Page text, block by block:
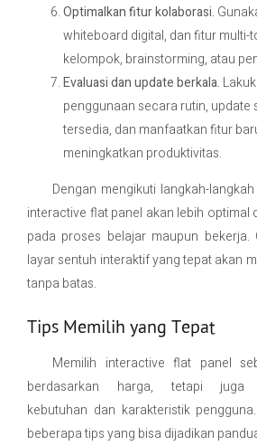
Optimalkan fitur kolaborasi.
whiteboard digital, dan fitur multi-
kelompok, brainstorming, atau
Evaluasi dan update berkala.
penggunaan secara rutin, update
tersedia, dan manfaatkan fitur
meningkatkan produktivitas.
Dengan mengikuti langkah-
interactive flat panel akan lebih optimal
pada proses belajar maupun
layar sentuh interaktif yang tepat akan
tanpa batas.
Tips Memilih yang Tepat
Memilih interactive flat panel
berdasarkan harga, tetapi juga
kebutuhan dan karakteristik
beberapa tips yang bisa dijadikan